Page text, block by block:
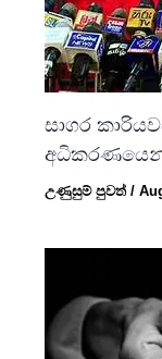
සාගර
උණුසුම් පුවත්/